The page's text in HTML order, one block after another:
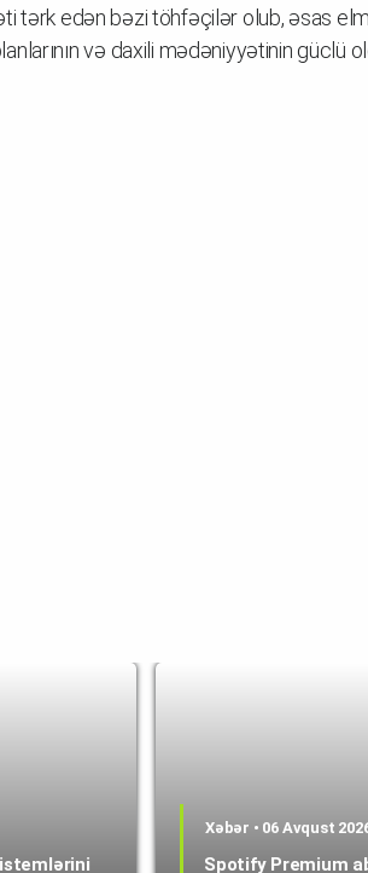
tərk edən bəzi töhfəçilər olub, əsas
və daxili mədəniyyətinin güclü
Xəbər • 06 Avqust
Spotify Premium